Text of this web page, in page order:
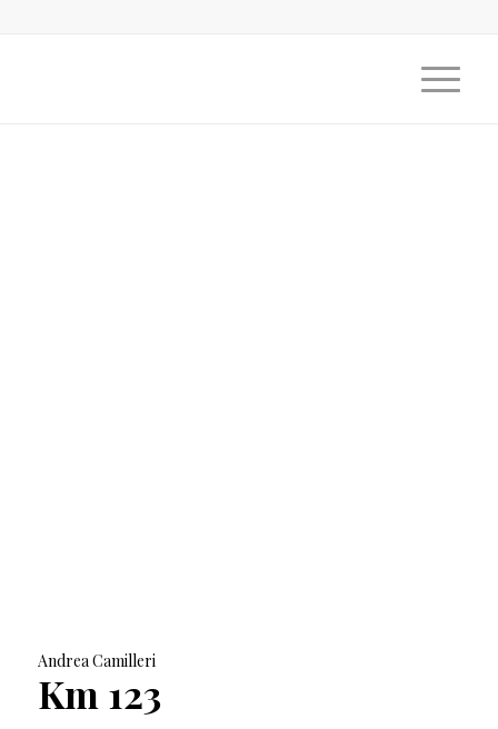
Andrea Camilleri
Km 123